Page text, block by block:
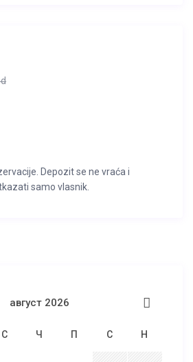
Depozit se ne vraća i
samo vlasnik.
август 2026
С Ч П С Н